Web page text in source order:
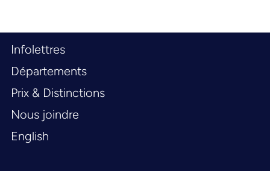
Infolettres
Départements
Prix & Distinctions
Nous joindre
English